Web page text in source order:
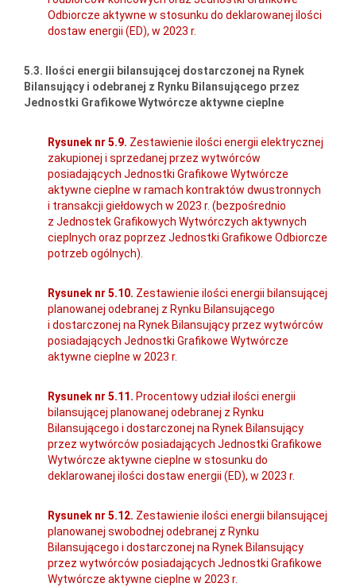
Odbiorcze aktywne w stosunku do deklarowanej ilości
dostaw energii (ED), w 2023 r.
5.3. Ilości energii bilansującej dostarczonej na Rynek
Bilansujący i odebranej z Rynku Bilansującego przez
Jednostki Grafikowe Wytwórcze aktywne cieplne
Rysunek nr 5.9. Zestawienie ilości energii elektrycznej
zakupionej i sprzedanej przez wytwórców
posiadających Jednostki Grafikowe Wytwórcze
aktywne cieplne w ramach kontraktów dwustronnych
i transakcji giełdowych w 2023 r. (bezpośrednio
z Jednostek Grafikowych Wytwórczych aktywnych
cieplnych oraz poprzez Jednostki Grafikowe Odbiorcze
potrzeb ogólnych).
Rysunek nr 5.10. Zestawienie ilości energii bilansującej
planowanej odebranej z Rynku Bilansującego
i dostarczonej na Rynek Bilansujący przez wytwórców
posiadających Jednostki Grafikowe Wytwórcze
aktywne cieplne w 2023 r.
Rysunek nr 5.11. Procentowy udział ilości energii
bilansującej planowanej odebranej z Rynku
Bilansującego i dostarczonej na Rynek Bilansujący
przez wytwórców posiadających Jednostki Grafikowe
Wytwórcze aktywne cieplne w stosunku do
deklarowanej ilości dostaw energii (ED), w 2023 r.
Rysunek nr 5.12. Zestawienie ilości energii bilansującej
planowanej swobodnej odebranej z Rynku
Bilansującego i dostarczonej na Rynek Bilansujący
przez wytwórców posiadających Jednostki Grafikowe
Wytwórcze aktywne cieplne w 2023 r.